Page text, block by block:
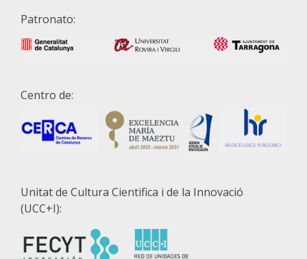
Patronato:
Centro de:
Unitat de Cultura Cientifica i de la Innovació
(UCC+I):